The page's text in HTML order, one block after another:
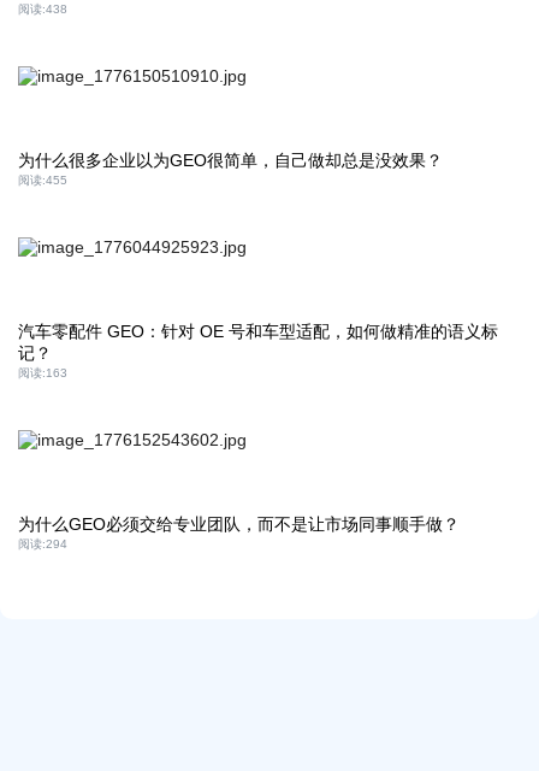
阅读:438
为什么很多企业以为GEO很简单，自己做却总是没效果？
阅读:455
汽车零配件 GEO：针对 OE 号和车型适配，如何做精准的语义标
记？
阅读:163
为什么GEO必须交给专业团队，而不是让市场同事顺手做？
阅读:294